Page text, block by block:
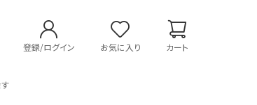
登録/ログイン お気に入り カート